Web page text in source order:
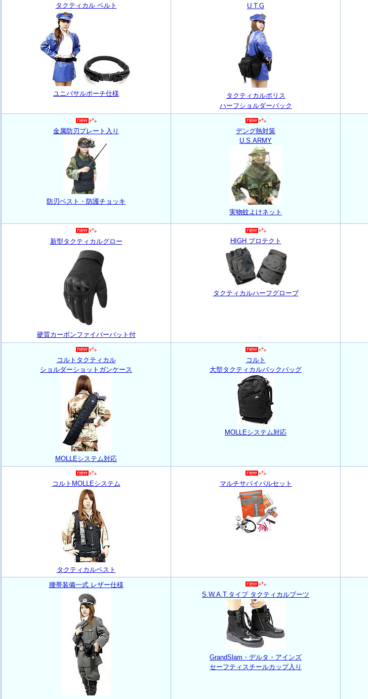
タクティカル ベルト
ユニバサルポーチ仕様
U.T.G
タクティカルポリス
ハーフショルダーバック
金属防刃プレート入り
防刃ベスト・防護チョッキ
デング熱対策
U.S.ARMY
実物蚊よけネット
新型タクティカルグロー
硬質カーボンファイバーパット付
HIGH プロテクト
タクティカルハーフグローブ
コルトタクティカル
ショルダーショットガンケース
MOLLEシステム対応
コルト
大型タクティカルバックバッグ
MOLLEシステム対応
コルトMOLLEシステム
タクティカルベスト
マルチサバイバルセット
腰帯装備一式 レザー仕様
S.W.A.T.タイプ タクティカルブーツ
GrandSlam・デルタ・アインズ
セーフティスチールカップ入り